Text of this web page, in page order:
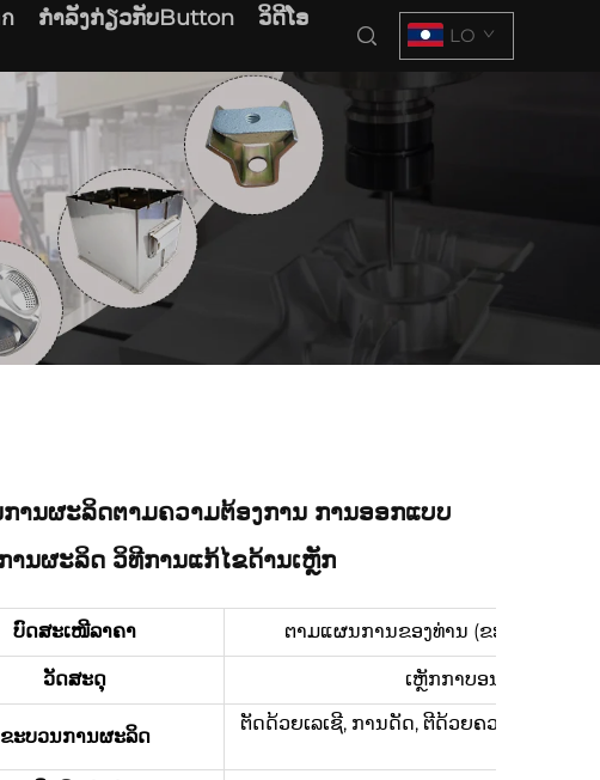
ກໍາລັງກ່ຽວກັບButton
ວິດີໂອ
LO
ານຜະລິດຕາມຄວາມຕ້ອງການ ການອອກແບບ
ານຜະລິດ ວິທີການແກ້ໄຂດ້ານເຫຼັກ
ບົດສະເໜີລາຄາ ຕາມແຜນການຂອງທ່ານ (ຂະໜາດ, ວັດສ
ວັດສະດຸ ເຫຼັກກາບອນ, SPCC,
ຂະບວນການຜະລິດ
ຕັດດ້ວຍເລເຊີ, ການດັດ, ຕີດ້ວຍຄວາມແທ້ຈິງ, ກ